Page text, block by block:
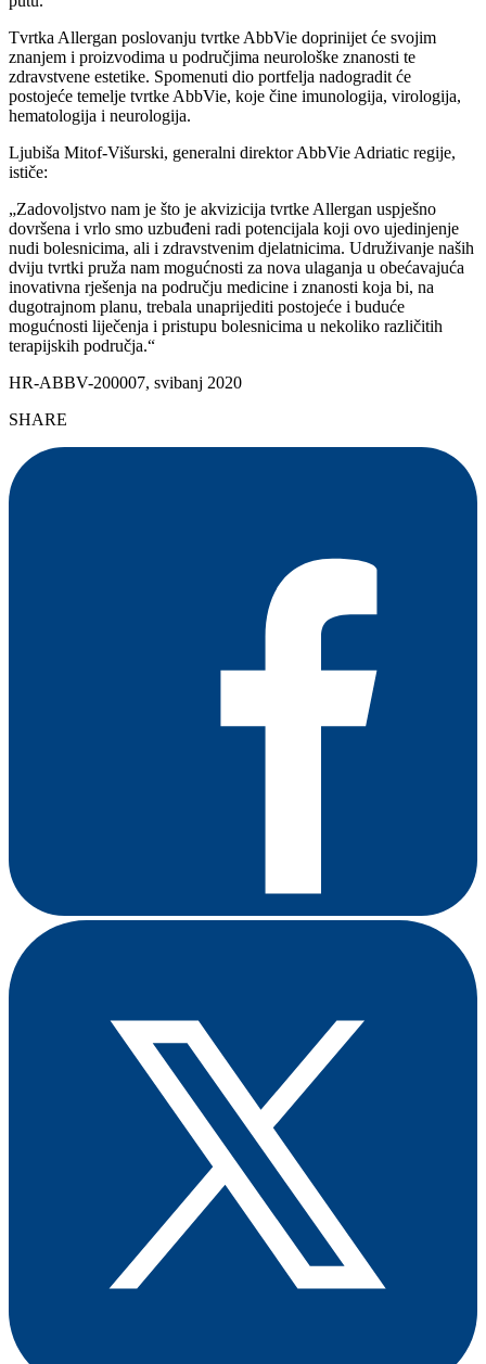
Tvrtka Allergan poslovanju tvrtke AbbVie doprinijet će svojim
znanjem i proizvodima u područjima neurološke znanosti te
zdravstvene estetike. Spomenuti dio portfelja nadogradit će
postojeće temelje tvrtke AbbVie, koje čine imunologija, virologija,
hematologija i neurologija.
Ljubiša Mitof-Višurski, generalni direktor AbbVie Adriatic regije,
ističe:
„Zadovoljstvo nam je što je akvizicija tvrtke Allergan uspješno
dovršena i vrlo smo uzbuđeni radi potencijala koji ovo ujedinjenje
nudi bolesnicima, ali i zdravstvenim djelatnicima. Udruživanje naših
dviju tvrtki pruža nam mogućnosti za nova ulaganja u obećavajuća
inovativna rješenja na području medicine i znanosti koja bi, na
dugotrajnom planu, trebala unaprijediti postojeće i buduće
mogućnosti liječenja i pristupu bolesnicima u nekoliko različitih
terapijskih područja.“
HR-ABBV-200007, svibanj 2020
SHARE